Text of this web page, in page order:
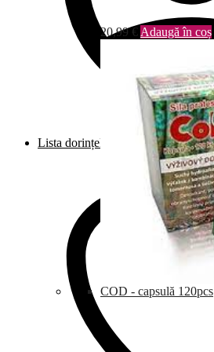
Lista dorințelor
20,99€ Adaugă în coș
COD - capsulă 120pcs